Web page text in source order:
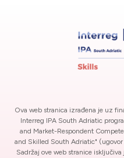
Ova web stranica izrađena je uz
Interreg IPA South Adriatic
and Market-Respondent
and Skilled South Adriatic"
Sadržaj ove web stranice